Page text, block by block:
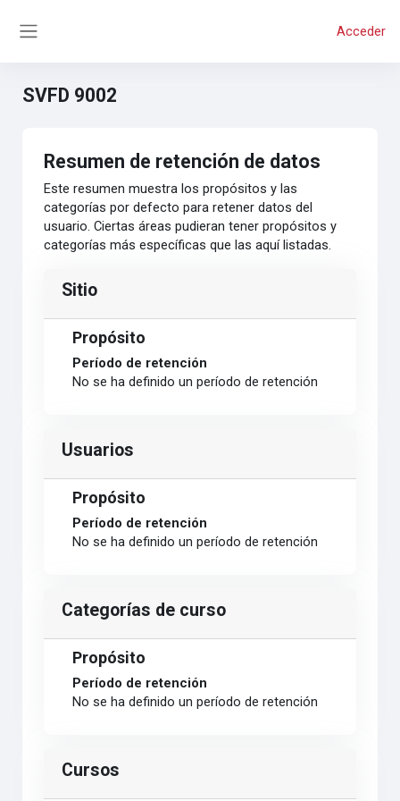
Acceder
SVFD 9002
Resumen de retención de datos
Este resumen muestra los propósitos y las
categorías por defecto para retener datos del
usuario. Ciertas áreas pudieran tener propósitos y
categorías más específicas que las aquí listadas.
Sitio
Propósito
Período de retención
No se ha definido un período de retención
Usuarios
Propósito
Período de retención
No se ha definido un período de retención
Categorías de curso
Propósito
Período de retención
No se ha definido un período de retención
Cursos